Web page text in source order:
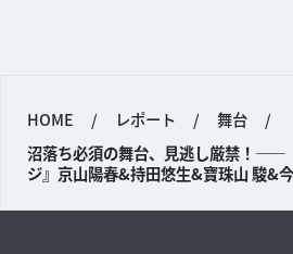
HOME / レポート / 舞台
/
沼落ち必須の舞台、見逃し厳禁！——
ジ』京山陽春&持田悠生&寶珠山 駿&